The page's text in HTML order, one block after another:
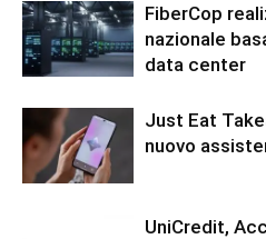
FiberCop
nazionale
data center
Just Eat
nuovo
UniCredit,